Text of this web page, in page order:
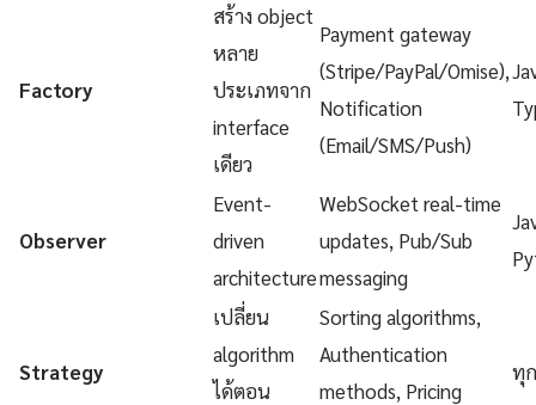
Factory
สร้าง object
หลาย
ประเภทจาก
interface
เดียว
Payment gateway
(Stripe/PayPal/Omise),
Notification
(Email/SMS/Push)
Observer
Event-
driven
architecture
WebSocket real-time
updates, Pub/Sub
messaging
Strategy
เปลี่ยน
algorithm
ได้ตอน
Sorting algorithms,
Authentication
methods, Pricing
ทุ